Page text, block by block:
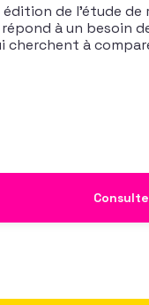
de l’étude
à un besoin
cherchent à